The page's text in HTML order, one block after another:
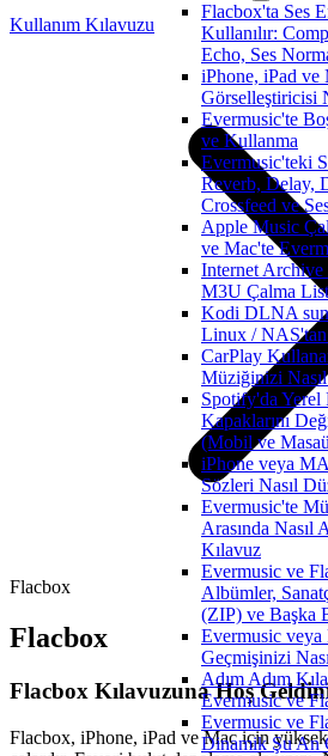
Flacbox'ta Ses
Kullanılır:
Echo, Ses
iPhone, iPad
Görselleştiricisi
Evermusic'te
ve Kullanma
Evermusic'teki
Reverb, Delay,
Crossfeed ve
Apple Music
ve Mac'te
Internet
M3U Çalma
Kodi DLNA
Linux / NAS'tan
CarPlay
Müziğinizi Nasıl
Spotify'da
Kapaklarını
(Mobil ve
iPhone veya
Sözleri Nasıl
Evermusic'te
Arasında Nasıl
Kılavuz
Evermusic ve
Albümler,
(ZIP) ve Başka
Evermusic
Geçmişinizi
Adım Adım
Evermusic ve
Evermusic ve
Dinamik Şu An
Kullanım Kılavuzu
Flacbox
Flacbox
Flacbox Kılavuzuna Hoş
Flacbox, iPhone, iPad ve Mac için